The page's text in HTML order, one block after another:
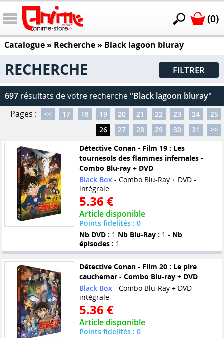
(0)
Catalogue» Recherche » Black lagoon bluray
RECHERCHE FILTRER
697 résultats de votre recherche "Black lagoon bluray"
Pages :
<< 17 18 19 20 21 22 23 24
25
26
27 28 29 30 31
>>
Détective Conan - Film 19 : Les
tournesols des flammes infernales -
Combo Blu-ray + DVD
Black Box- Combo Blu-Ray + DVD -
intégrale
5.36 €
Article disponible
Points fidelités : 0
Nb DVD : 1 Nb Blu-Ray : 1 - Nb
épisodes : 1
Détective Conan - Film 20 : Le pire
cauchemar - Combo Blu-ray + DVD
Black Box- Combo Blu-Ray + DVD -
intégrale
5.36 €
Article disponible
Points fidelités : 0